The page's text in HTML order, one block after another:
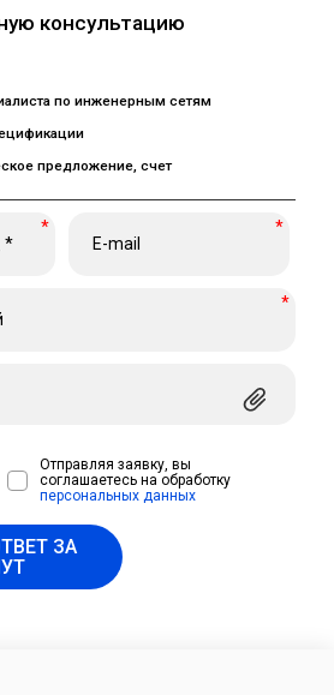
консультацию
по инженерным сетям
предложение, счет
* *
*
Отправляя заявку, вы
соглашаетесь на обработку
персональных данных
ЗА